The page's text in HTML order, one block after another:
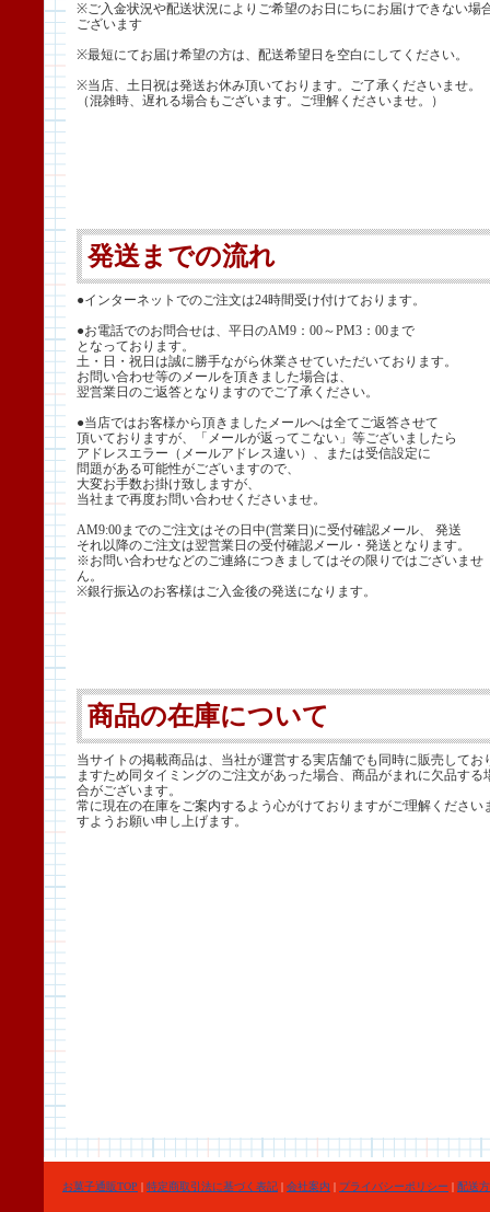
※ご入金状況や配送状況によりご希望のお日にちにお届けできない場
ございます
※最短にてお届け希望の方は、配送希望日を空白にしてください。
※当店、土日祝は発送お休み頂いております。ご了承くださいませ。
（混雑時、遅れる場合もございます。ご理解くださいませ。）
発送までの流れ
●インターネットでのご注文は24時間受け付けております。
●お電話でのお問合せは、平日のAM9：00～PM3：00まで
となっております。
土・日・祝日は誠に勝手ながら休業させていただいております。
お問い合わせ等のメールを頂きました場合は、
翌営業日のご返答となりますのでご了承ください。
●当店ではお客様から頂きましたメールへは全てご返答させて
頂いておりますが、「メールが返ってこない」等ございましたら
アドレスエラー（メールアドレス違い）、または受信設定に
問題がある可能性がございますので、
大変お手数お掛け致しますが、
当社まで再度お問い合わせくださいませ。
AM9:00までのご注文はその日中(営業日)に受付確認メール、 発送
それ以降のご注文は翌営業日の受付確認メール・発送となります。
※お問い合わせなどのご連絡につきましてはその限りではございませ
ん。
※銀行振込のお客様はご入金後の発送になります。
商品の在庫について
当サイトの掲載商品は、当社が運営する実店舗でも同時に販売してお
ますため同タイミングのご注文があった場合、商品がまれに欠品する
合がございます。
常に現在の在庫をご案内するよう心がけておりますがご理解ください
すようお願い申し上げます。
お菓子通販TOP | 特定商取引法に基づく表記 | 会社案内 | プライバシーポリシー | 配送